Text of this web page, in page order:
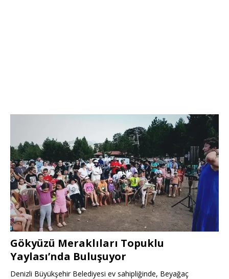
Gökyüzü Meraklıları Topuklu
Yaylası’nda Buluşuyor
Denizli Büyükşehir Belediyesi ev sahipliğinde, Beyağaç